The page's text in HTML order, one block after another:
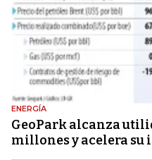
ENERGÍA
GeoPark alcanza
millones y acelera